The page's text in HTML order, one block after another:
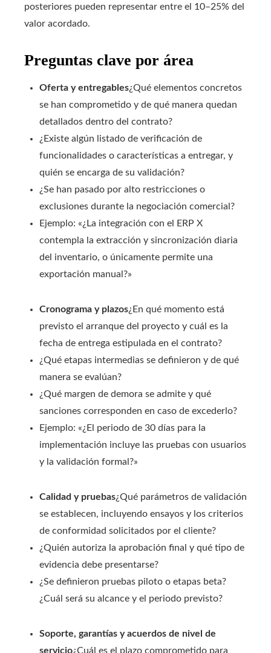
posteriores pueden representar entre el 10–25% del
valor acordado.
Preguntas clave por área
Oferta y entregables¿Qué elementos concretos
se han comprometido y de qué manera quedan
detallados dentro del contrato?
¿Existe algún listado de verificación de
funcionalidades o características a entregar, y
quién se encarga de su validación?
¿Se han pasado por alto restricciones o
exclusiones durante la negociación comercial?
Ejemplo: «¿La integración con el ERP X
contempla la extracción y sincronización diaria
del inventario, o únicamente permite una
exportación manual?»
Cronograma y plazos¿En qué momento está
previsto el arranque del proyecto y cuál es la
fecha de entrega estipulada en el contrato?
¿Qué etapas intermedias se definieron y de qué
manera se evalúan?
¿Qué margen de demora se admite y qué
sanciones corresponden en caso de excederlo?
Ejemplo: «¿El periodo de 30 días para la
implementación incluye las pruebas con usuarios
y la validación formal?»
Calidad y pruebas¿Qué parámetros de validación
se establecen, incluyendo ensayos y los criterios
de conformidad solicitados por el cliente?
¿Quién autoriza la aprobación final y qué tipo de
evidencia debe presentarse?
¿Se definieron pruebas piloto o etapas beta?
¿Cuál será su alcance y el periodo previsto?
Soporte, garantías y acuerdos de nivel de
servicio¿Cuál es el plazo comprometido para